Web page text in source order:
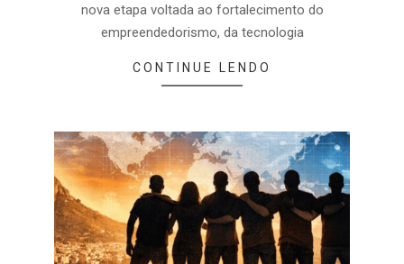
nova etapa voltada ao fortalecimento do
empreendedorismo, da tecnologia
CONTINUE LENDO